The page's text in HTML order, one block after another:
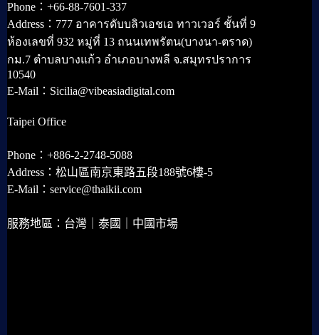
Phone：+66-88-7601-337
Address：777 อาคารดับบลิวเอชเอ ทาวเวอร์ ชั้นที่ 9
ห้องเลขที่ 932 หมู่ที่ 13 ถนนเทพรัตน(บางนา-ตราด)
กม.7 ตำบลบางแก้ว อำเภอบางพลี จ.สมุทรปราการ
10540
E-Mail：Sicilia@vibeasiadigital.com
Taipei Office
Phone：+886-2-2748-5088
Address：松山區南京東路五段188號6樓-5
E-Mail：service@thaikii.com
服務地區：台灣｜泰國｜中國市場